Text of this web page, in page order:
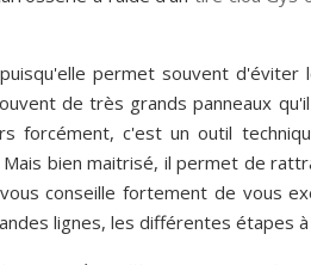
permet souvent
de très grands panneaux
forcément, c'est un outil
bien maitrisé, il permet de
conseille fortement de vous
lignes, les différentes étapes à